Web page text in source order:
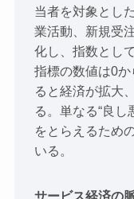
当者を対象とし
業活動、新規受
化し、指数とし
指標の数値は0
ると経済が拡大
る。単なる“良し
をとらえるため
いる。